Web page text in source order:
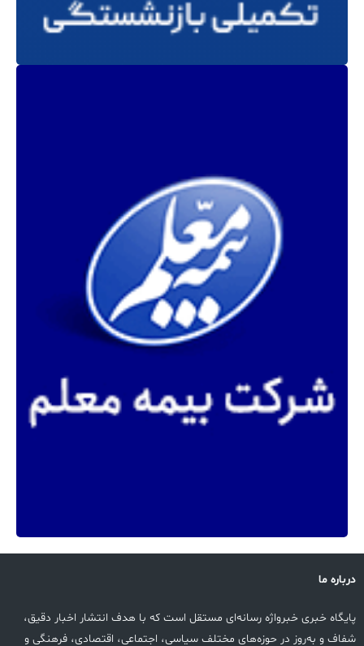
درباره ما
پایگاه خبری خبرواژه رسانه‌ای مستقل است که با هدف انتشار اخبار دقیق،
شفاف و به‌روز در حوزه‌های مختلف سیاسی، اجتماعی، اقتصادی، فرهنگی و